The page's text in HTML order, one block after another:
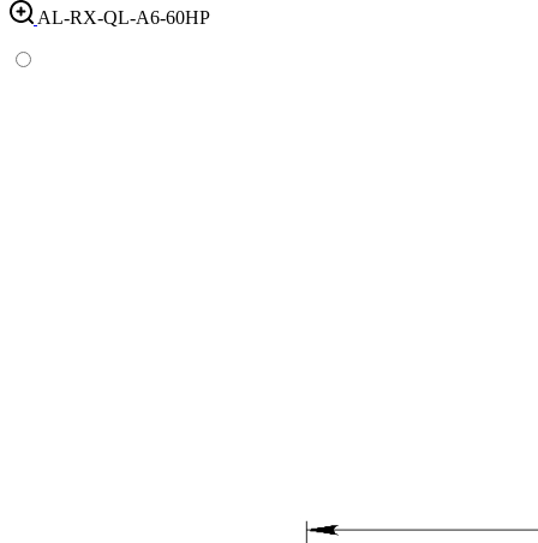
AL-RX-QL-A6-60HP